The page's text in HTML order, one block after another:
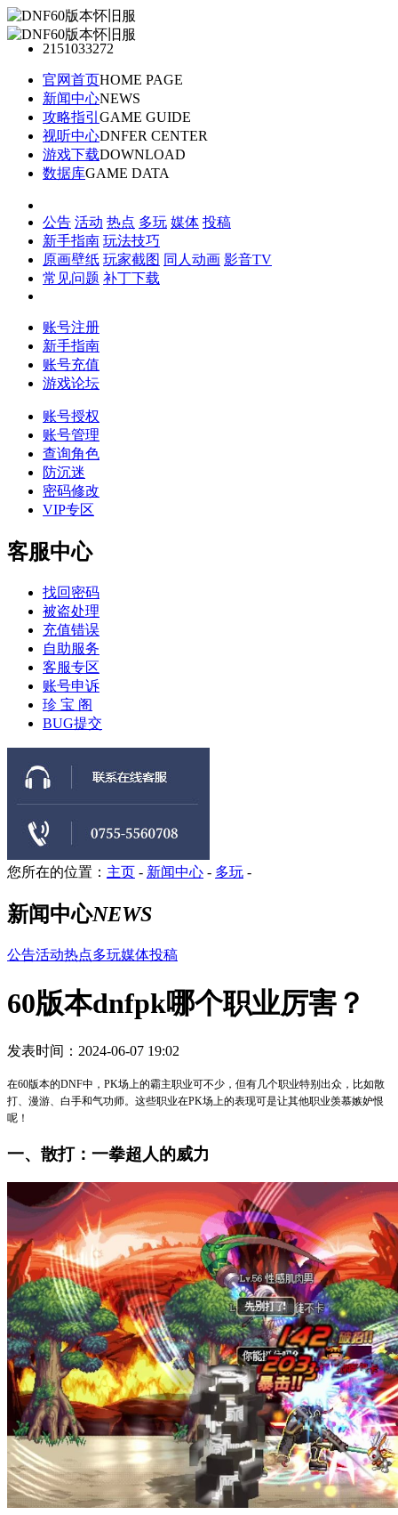
2151033272
官网首页
新闻中心NEWS
攻略指引GAME GUIDE
视听中心DNFER CENTER
游戏下载DOWNLOAD
数据库GAME DATA
公告 热点
新手指南 玩法技巧
原画壁纸 玩家截图
影音TV
常见问题 补丁下载
账号注册
新手指南
账号充值
游戏论坛
账号管理
查询角色
防沉迷
密码修改
VIP专区
客服中心
找回密码
被盗处理
充值错误
自助服务
客服专区
账号申诉
珍 宝 阁
BUG提交
您所在的位置：主页-新闻中心-
新闻中心 NEWS
公告 热点
60版本dnfpk哪个职业厉害？
发表时间：2024-06-07 19:02
打、漫游、白手和气功师。这些职业在PK场上的表现可是让其他职业羡慕嫉妒恨
呢！
一、散打：一拳超人的威力